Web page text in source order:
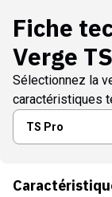
Fiche
Verge TS
Sélectionnez la
caractéristiques